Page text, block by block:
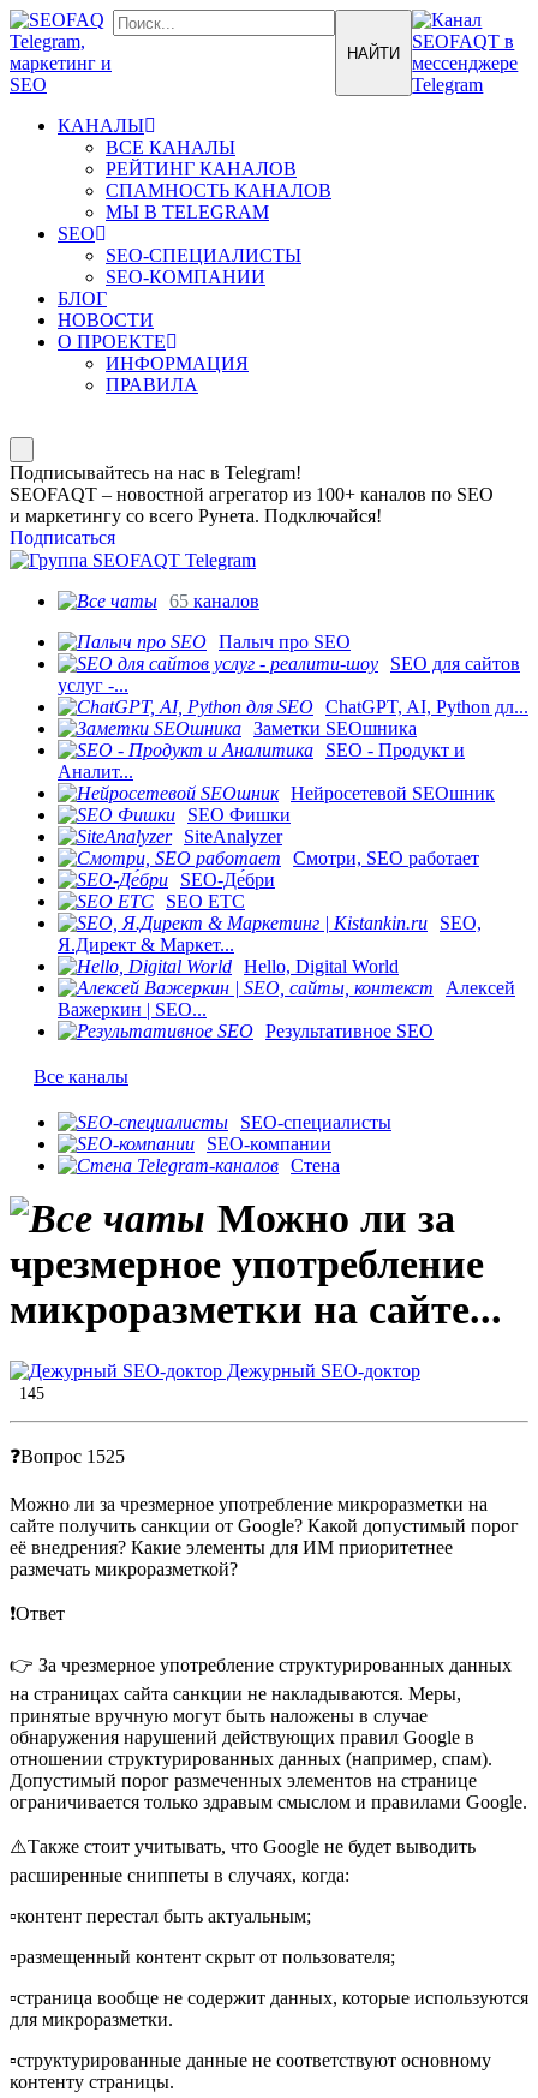
КАНАЛЫ
ВСЕ КАНАЛЫ
РЕЙТИНГ КАНАЛОВ
СПАМНОСТЬ КАНАЛОВ
МЫ В TELEGRAM
SEO
SEO-СПЕЦИАЛИСТЫ
SEO-КОМПАНИИ
БЛОГ
НОВОСТИ
О ПРОЕКТЕ
ИНФОРМАЦИЯ
ПРАВИЛА
Подписывайтесь на нас в Telegram!
SEOFAQT – новостной агрегатор из 100+ каналов по SEO
и маркетингу со всего Рунета. Подключайся!
Подписаться
65 каналов
Палыч про SEO
SEO для сайтов
услуг -...
ChatGPT, AI, Python дл...
Заметки SEOшника
SEO - Продукт и
Аналит...
Нейросетевой SEOшник
SEO Фишки
SiteAnalyzer
Смотри, SEO работает
SEO-Де́бри
SEO ETC
SEO,
Я.Директ & Маркет...
Hello, Digital World
Алексей
Важеркин | SEO...
Результативное SEO
Все каналы
SEO-специалисты
SEO-компании
Стена
Можно ли за
чрезмерное употребление
микроразметки на сайте...
Дежурный SEO-доктор
145
❓Вопрос 1525
Можно ли за чрезмерное употребление микроразметки на
сайте получить санкции от Google? Какой допустимый порог
её внедрения? Какие элементы для ИМ приоритетнее
размечать микроразметкой?
❗️Ответ
👉 За чрезмерное употребление структурированных данных
на страницах сайта санкции не накладываются. Меры,
принятые вручную могут быть наложены в случае
обнаружения нарушений действующих правил Google в
отношении структурированных данных (например, спам).
Допустимый порог размеченных элементов на странице
ограничивается только здравым смыслом и правилами Google.
⚠️Также стоит учитывать, что Google не будет выводить
расширенные сниппеты в случаях, когда:
▫️контент перестал быть актуальным;
▫️размещенный контент скрыт от пользователя;
▫️страница вообще не содержит данных, которые используются
для микроразметки.
▫️структурированные данные не соответствуют основному
контенту страницы.